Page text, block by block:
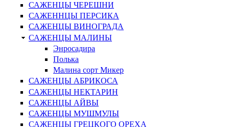
САЖЕНЦЫ ЧЕРЕШНИ
САЖЕННЦЫ ПЕРСИКА
САЖЕНЦЫ ВИНОГРАДА
САЖЕНЦЫ МАЛИНЫ
Энросадира
Полька
Малина сорт Микер
САЖЕНЦЫ АБРИКОСА
САЖЕНЦЫ НЕКТАРИН
САЖЕНЦЫ АЙВЫ
САЖЕНЦЫ МУШМУЛЫ
САЖЕНЦЫ ГРЕЦКОГО ОРЕХА